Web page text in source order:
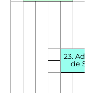
23.
de Suse